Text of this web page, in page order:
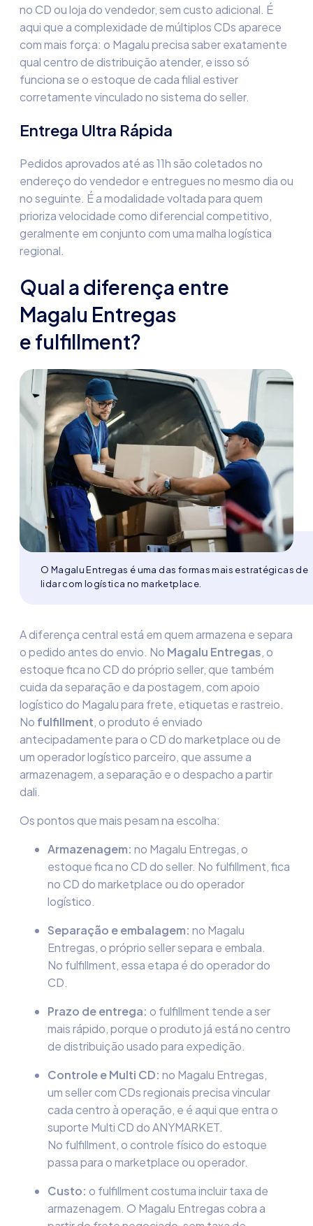
no CD ou loja do vendedor, sem custo adicional. É
aqui que a complexidade de múltiplos CDs aparece
com mais força: o Magalu precisa saber exatamente
qual centro de distribuição atender, e isso só
funciona se o estoque de cada filial estiver
corretamente vinculado no sistema do seller.
Entrega Ultra Rápida
Pedidos aprovados até as 11h são coletados no
endereço do vendedor e entregues no mesmo dia ou
no seguinte. É a modalidade voltada para quem
prioriza velocidade como diferencial competitivo,
geralmente em conjunto com uma malha logística
regional.
Qual a diferença entre
Magalu Entregas
e fulfillment?
O Magalu Entregas é uma das formas mais estratégicas de
lidar com logística no marketplace.
A diferença central está em quem armazena e separa
o pedido antes do envio. No Magalu Entregas, o
estoque fica no CD do próprio seller, que também
cuida da separação e da postagem, com apoio
logístico do Magalu para frete, etiquetas e rastreio.
No fulfillment, o produto é enviado
antecipadamente para o CD do marketplace ou de
um operador logístico parceiro, que assume a
armazenagem, a separação e o despacho a partir
dali.
Os pontos que mais pesam na escolha:
Armazenagem: no Magalu Entregas, o
estoque fica no CD do seller. No fulfillment, fica
no CD do marketplace ou do operador
logístico.
Separação e embalagem: no Magalu
Entregas, o próprio seller separa e embala.
No fulfillment, essa etapa é do operador do
CD.
Prazo de entrega: o fulfillment tende a ser
mais rápido, porque o produto já está no centro
de distribuição usado para expedição.
Controle e Multi CD: no Magalu Entregas,
um seller com CDs regionais precisa vincular
cada centro à operação, e é aqui que entra o
suporte Multi CD do ANYMARKET.
No fulfillment, o controle físico do estoque
passa para o marketplace ou operador.
Custo: o fulfillment costuma incluir taxa de
armazenagem. O Magalu Entregas cobra a